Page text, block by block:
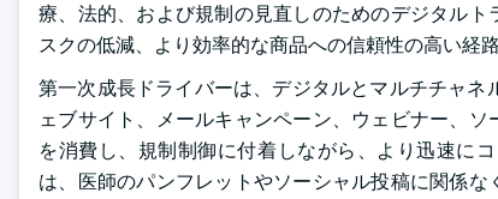
療、法的、および規制の見直しのためのデジタル
スクの低減、より効率的な商品への信頼性の高い経
第一次成長ドライバーは、デジタルとマルチチャ
ェブサイト、メールキャンペーン、ウェビナー、
を消費し、規制制御に付着しながら、より迅速に
は、医師のパンフレットやソーシャル投稿に関係